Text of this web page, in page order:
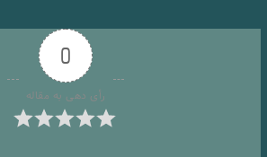
0
رأی دهی به مقاله